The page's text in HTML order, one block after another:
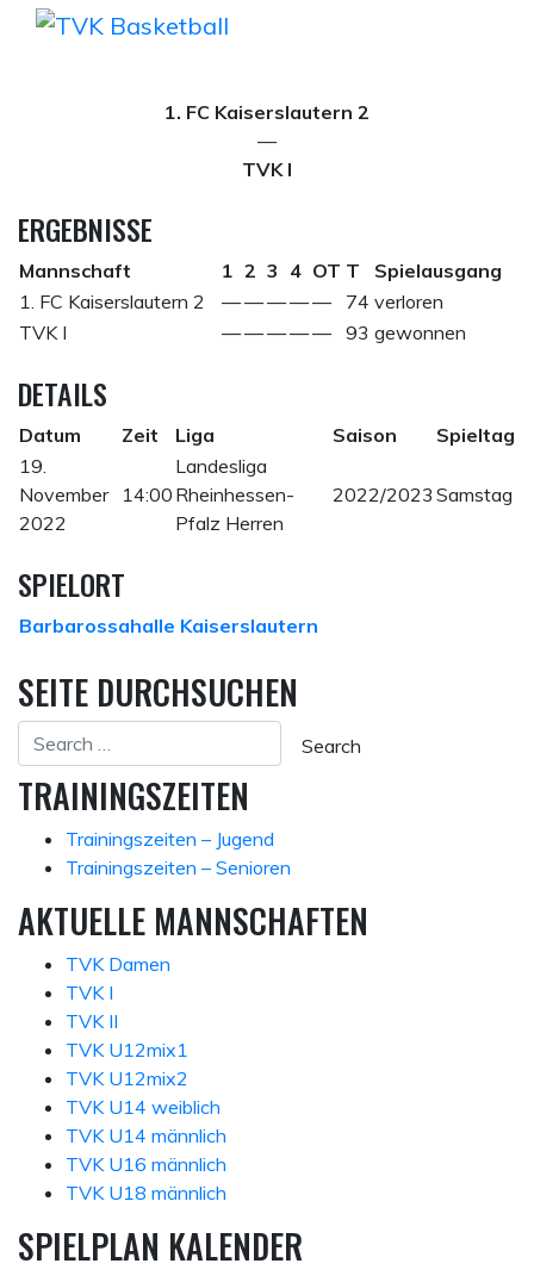
1. FC Kaiserslautern 2
—
TVK I
ERGEBNISSE
Mannschaft 1 2 3 4 OT T
Spielausgang
1. FC Kaiserslautern 2
————— 74 verloren
TVK I
————— 93 gewonnen
DETAILS
Datum Zeit Liga Saison
Spieltag
19.
November
2022
14:00
Landesliga
Rheinhessen-
Pfalz Herren
2022/2023 Samstag
SPIELORT
Barbarossahalle Kaiserslautern
SEITE DURCHSUCHEN
TRAININGSZEITEN
Trainingszeiten – Jugend
Trainingszeiten – Senioren
AKTUELLE MANNSCHAFTEN
TVK Damen
TVK I
TVK II
TVK U12mix1
TVK U12mix2
TVK U14 weiblich
TVK U14 männlich
TVK U16 männlich
TVK U18 männlich
SPIELPLAN KALENDER